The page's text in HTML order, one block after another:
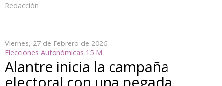
Redacción
Viernes, 27 de Febrero de 2026
Elecciones Autonómicas 15 M
Alantre inicia la campaña
electoral con una pegada